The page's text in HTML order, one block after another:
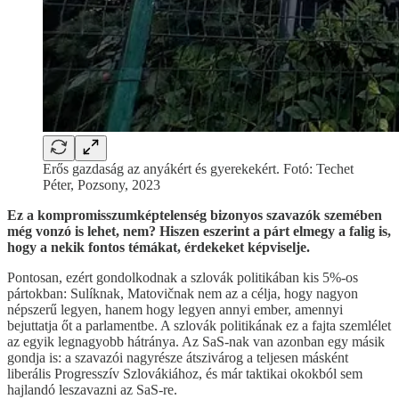
Erős gazdaság az anyákért és gyerekekért. Fotó: Techet
Péter, Pozsony, 2023
Ez a kompromisszumképtelenség bizonyos szavazók szemében
még vonzó is lehet, nem? Hiszen eszerint a párt elmegy a falig is,
hogy a nekik fontos témákat, érdekeket képviselje.
Pontosan, ezért gondolkodnak a szlovák politikában kis 5%-os
pártokban: Sulíknak, Matovičnak nem az a célja, hogy nagyon
népszerű legyen, hanem hogy legyen annyi ember, amennyi
bejuttatja őt a parlamentbe. A szlovák politikának ez a fajta szemlélet
az egyik legnagyobb hátránya. Az SaS-nak van azonban egy másik
gondja is: a szavazói nagyrésze átszivárog a teljesen másként
liberális Progresszív Szlovákiához, és már taktikai okokból sem
hajlandó leszavazni az SaS-re.